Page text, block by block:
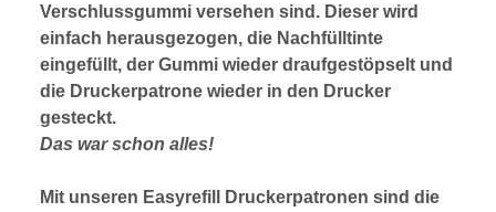
Verschlussgummi versehen sind. Dieser wird
einfach herausgezogen, die Nachfülltinte
eingefüllt, der Gummi wieder draufgestöpselt und
die Druckerpatrone wieder in den Drucker
gesteckt.
Das war schon alles!
Mit unseren Easyrefill Druckerpatronen sind die